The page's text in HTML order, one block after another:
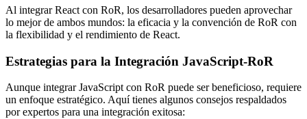
Al integrar React con RoR, los desarrolladores pueden aprovechar
lo mejor de ambos mundos: la eficacia y la convención de RoR con
la flexibilidad y el rendimiento de React.
Estrategias para la Integración JavaScript-RoR
Aunque integrar JavaScript con RoR puede ser beneficioso, requiere
un enfoque estratégico. Aquí tienes algunos consejos respaldados
por expertos para una integración exitosa: